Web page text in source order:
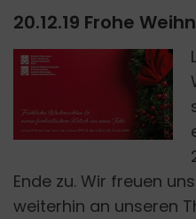
20.12.19 Frohe
SCHOOL GRC
Ende zu. Wir freuen
weiterhin an unseren